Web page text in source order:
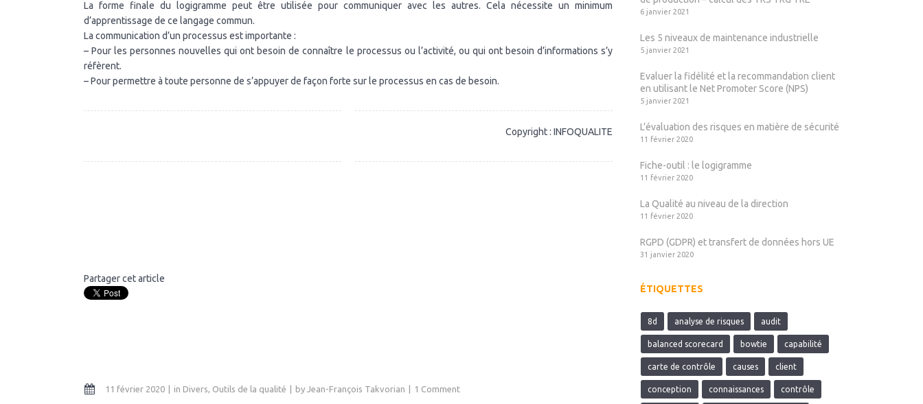
La forme finale du logigramme peut être utilisée pour communiquer avec les autres. Cela nécessite un minimum
d’apprentissage de ce langage commun.
La communication d’un processus est importante :
– Pour les personnes nouvelles qui ont besoin de connaître le processus ou l’activité, ou qui ont besoin d’informations s’y
réfèrent.
– Pour permettre à toute personne de s’appuyer de façon forte sur le processus en cas de besoin.
Copyright : INFOQUALITE
Partager cet article
11 février 2020 in Divers Outils de la qualité by Jean-François Takvorian 1 Comment
6 janvier 2021
Les 5 niveaux de maintenance industrielle
5 janvier 2021
Evaluer la fidélité et la recommandation client
en utilisant le Net Promoter Score (NPS)
5 janvier 2021
L’évaluation des risques en matière de sécurité
11 février 2020
Fiche-outil : le logigramme
11 février 2020
La Qualité au niveau de la direction
11 février 2020
RGPD (GDPR) et transfert de données hors UE
31 janvier 2020
ÉTIQUETTES
8d analyse de risques audit
balanced scorecard bowtie capabilité
carte de contrôle causes client
conception connaissances contrôle